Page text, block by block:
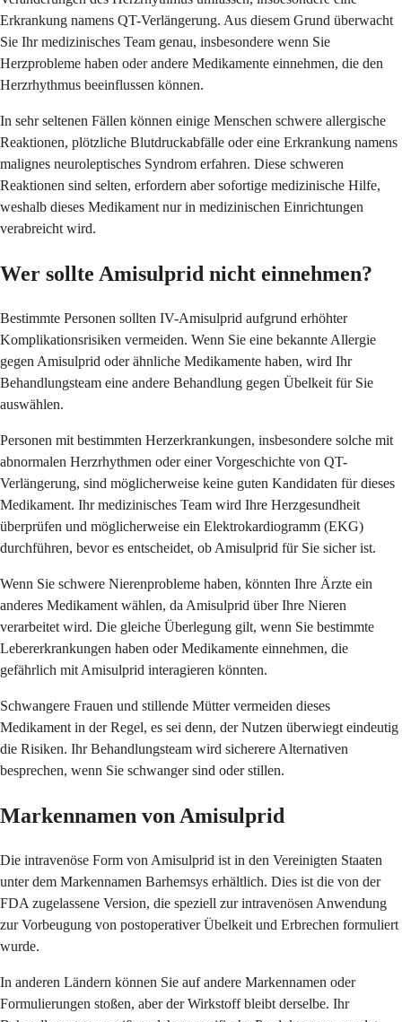
Erkrankung namens QT-Verlängerung. Aus diesem Grund überwacht
Sie Ihr medizinisches Team genau, insbesondere wenn Sie
Herzprobleme haben oder andere Medikamente einnehmen, die den
Herzrhythmus beeinflussen können.
In sehr seltenen Fällen können einige Menschen schwere allergische
Reaktionen, plötzliche Blutdruckabfälle oder eine Erkrankung namens
malignes neuroleptisches Syndrom erfahren. Diese schweren
Reaktionen sind selten, erfordern aber sofortige medizinische Hilfe,
weshalb dieses Medikament nur in medizinischen Einrichtungen
verabreicht wird.
Wer sollte Amisulprid nicht einnehmen?
Bestimmte Personen sollten IV-Amisulprid aufgrund erhöhter
Komplikationsrisiken vermeiden. Wenn Sie eine bekannte Allergie
gegen Amisulprid oder ähnliche Medikamente haben, wird Ihr
Behandlungsteam eine andere Behandlung gegen Übelkeit für Sie
auswählen.
Personen mit bestimmten Herzerkrankungen, insbesondere solche mit
abnormalen Herzrhythmen oder einer Vorgeschichte von QT-
Verlängerung, sind möglicherweise keine guten Kandidaten für dieses
Medikament. Ihr medizinisches Team wird Ihre Herzgesundheit
überprüfen und möglicherweise ein Elektrokardiogramm (EKG)
durchführen, bevor es entscheidet, ob Amisulprid für Sie sicher ist.
Wenn Sie schwere Nierenprobleme haben, könnten Ihre Ärzte ein
anderes Medikament wählen, da Amisulprid über Ihre Nieren
verarbeitet wird. Die gleiche Überlegung gilt, wenn Sie bestimmte
Lebererkrankungen haben oder Medikamente einnehmen, die
gefährlich mit Amisulprid interagieren könnten.
Schwangere Frauen und stillende Mütter vermeiden dieses
Medikament in der Regel, es sei denn, der Nutzen überwiegt eindeutig
die Risiken. Ihr Behandlungsteam wird sicherere Alternativen
besprechen, wenn Sie schwanger sind oder stillen.
Markennamen von Amisulprid
Die intravenöse Form von Amisulprid ist in den Vereinigten Staaten
unter dem Markennamen Barhemsys erhältlich. Dies ist die von der
FDA zugelassene Version, die speziell zur intravenösen Anwendung
zur Vorbeugung von postoperativer Übelkeit und Erbrechen formuliert
wurde.
In anderen Ländern können Sie auf andere Markennamen oder
Formulierungen stoßen, aber der Wirkstoff bleibt derselbe. Ihr